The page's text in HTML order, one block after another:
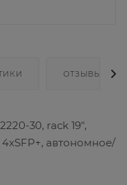
ОТЗЫВЫ
30, rack 19",
4xSFP+, автономное/